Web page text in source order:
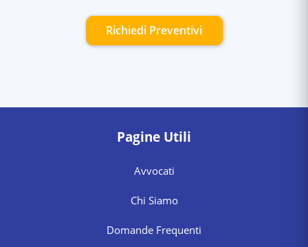
Richiedi Preventivi
Pagine Utili
Avvocati
Chi Siamo
Domande Frequenti